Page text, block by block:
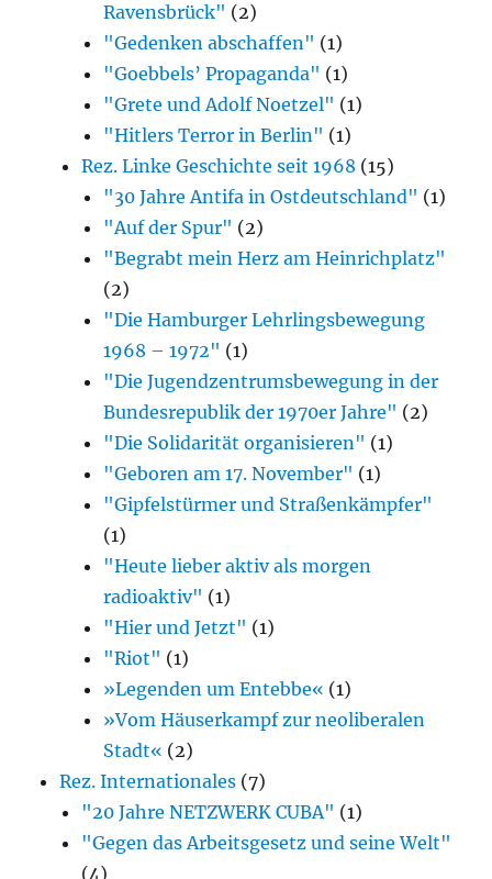
Ravensbrück" (2)
"Gedenken abschaffen" (1)
"Goebbels’ Propaganda" (1)
"Grete und Adolf Noetzel" (1)
"Hitlers Terror in Berlin" (1)
Rez. Linke Geschichte seit 1968 (15)
"30 Jahre Antifa in Ostdeutschland" (1)
"Auf der Spur" (2)
"Begrabt mein Herz am Heinrichplatz"
(2)
"Die Hamburger Lehrlingsbewegung
1968 – 1972" (1)
"Die Jugendzentrumsbewegung in der
Bundesrepublik der 1970er Jahre" (2)
"Die Solidarität organisieren" (1)
"Geboren am 17. November" (1)
"Gipfelstürmer und Straßenkämpfer"
(1)
"Heute lieber aktiv als morgen
radioaktiv" (1)
"Hier und Jetzt" (1)
"Riot" (1)
»Legenden um Entebbe« (1)
»Vom Häuserkampf zur neoliberalen
Stadt« (2)
Rez. Internationales (7)
"20 Jahre NETZWERK CUBA" (1)
"Gegen das Arbeitsgesetz und seine Welt"
(4)